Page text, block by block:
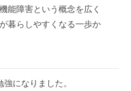
能障害という概念を広く
暮らしやすくなる一歩か
になりました。